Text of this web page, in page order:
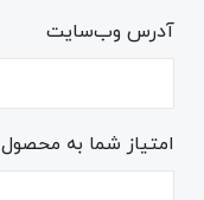
آدرس وب‌سایت
امتیاز شما به محصول